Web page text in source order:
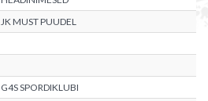
JK MUST PUUDEL
G4S SPORDIKLUBI